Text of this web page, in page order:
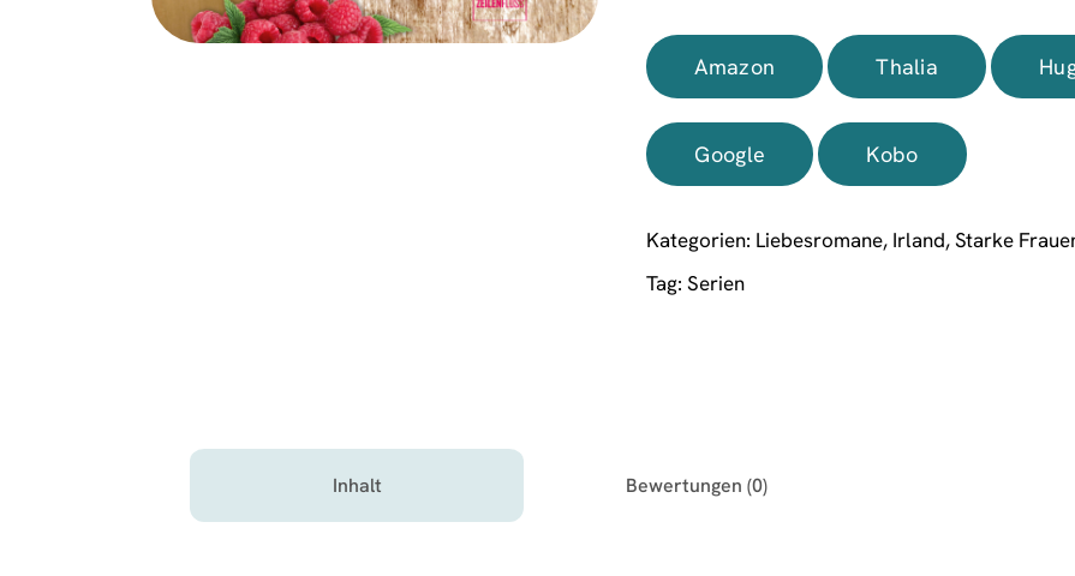
Amazon Thalia
Google Kobo
Kategorien: Liebesromane, Irland,Starke
Tag:Serien
Inhalt Bewertungen (0)